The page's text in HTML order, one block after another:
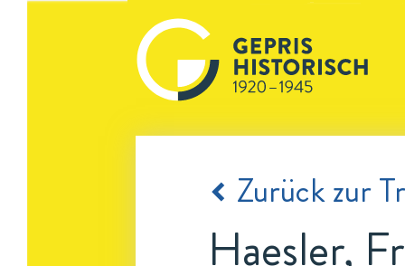
Zurück zur
Haesler,